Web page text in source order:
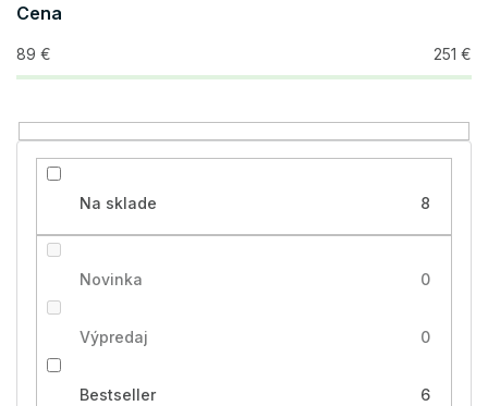
d
u
k
o
v
Cena
89 € 251 €
Na sklade 8
Novinka 0
Výpredaj 0
Bestseller 6